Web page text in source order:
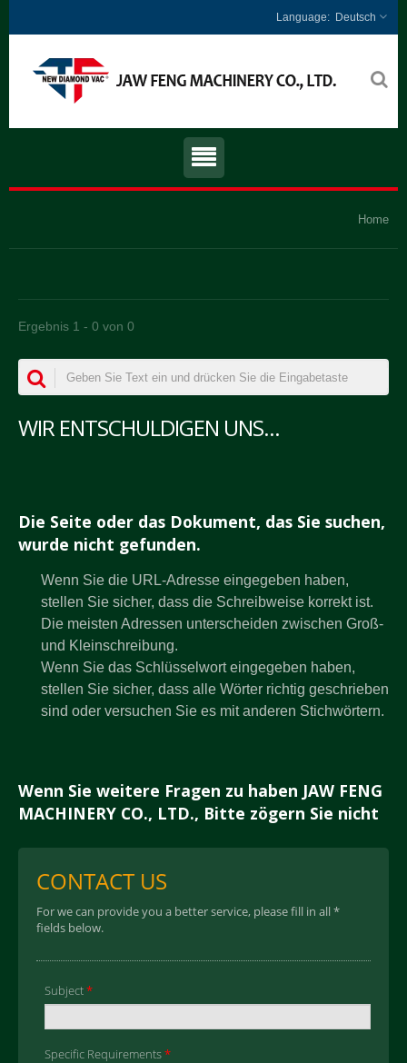
Deutsch
Home
Ergebnis 1 - 0 von 0
WIR ENTSCHULDIGEN UNS...
Die Seite oder das Dokument, das Sie suchen,
wurde nicht gefunden.
Wenn Sie die URL-Adresse eingegeben haben,
stellen Sie sicher, dass die Schreibweise korrekt ist.
Die meisten Adressen unterscheiden zwischen Groß-
und Kleinschreibung.
Wenn Sie das Schlüsselwort eingegeben haben,
stellen Sie sicher, dass alle Wörter richtig geschrieben
sind oder versuchen Sie es mit anderen Stichwörtern.
Wenn Sie weitere Fragen zu haben JAW FENG
MACHINERY CO., LTD., Bitte zögern Sie nicht